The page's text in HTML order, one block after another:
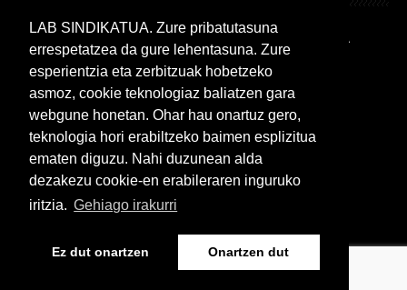
BIZILAN.EUS
TIENDA
INTRANET 🔑
Castellano
www.lab.eus
Castellano
LAB SINDIKATUA. Zure pribatutasuna
errespetatzea da gure lehentasuna. Zure
esperientzia eta zerbitzuak hobetzeko
asmoz, cookie teknologiaz baliatzen gara
webgune honetan. Ohar hau onartuz gero,
teknologia hori erabiltzeko baimen esplizitua
ematen diguzu. Nahi duzunean alda
dezakezu cookie-en erabileraren inguruko
iritzia. Gehiago irakurri
Ez dut onartzen Onartzen dut